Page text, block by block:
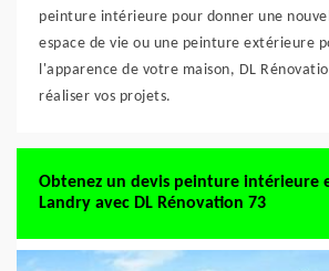
peinture intérieure pour donner une
espace de vie ou une peinture extérieure
l'apparence de votre maison, DL
réaliser vos projets.
Obtenez un devis peinture intérieure
Landry avec DL Rénovation 73